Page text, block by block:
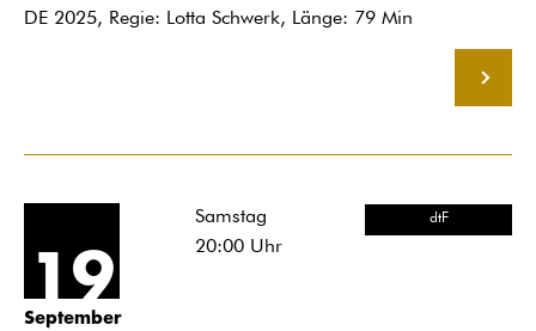
DE 2025, Regie: Lotta Schwerk, Länge: 79 Min
19
September
Samstag
20:00Uhr
dtF